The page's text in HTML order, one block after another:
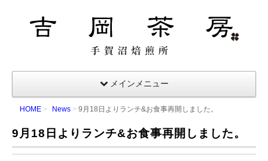
吉岡茶房｜手賀沼焙煎所メインメニュー
HOME News 9月18日よりランチ&お食事再開しました。
9月18日よりランチ&お食事再開しました。